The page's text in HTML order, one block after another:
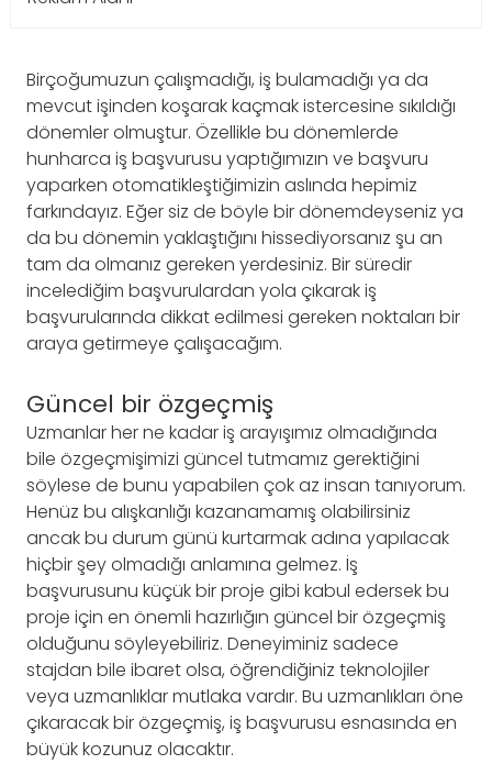
Birçoğumuzun çalışmadığı, iş bulamadığı ya da
mevcut işinden koşarak kaçmak istercesine sıkıldığı
dönemler olmuştur. Özellikle bu dönemlerde
hunharca iş başvurusu yaptığımızın ve başvuru
yaparken otomatikleştiğimizin aslında hepimiz
farkındayız. Eğer siz de böyle bir dönemdeyseniz ya
da bu dönemin yaklaştığını hissediyorsanız şu an
tam da olmanız gereken yerdesiniz. Bir süredir
incelediğim başvurulardan yola çıkarak iş
başvurularında dikkat edilmesi gereken noktaları bir
araya getirmeye çalışacağım.
Güncel bir özgeçmiş
Uzmanlar her ne kadar iş arayışımız olmadığında
bile özgeçmişimizi güncel tutmamız gerektiğini
söylese de bunu yapabilen çok az insan tanıyorum.
Henüz bu alışkanlığı kazanamamış olabilirsiniz
ancak bu durum günü kurtarmak adına yapılacak
hiçbir şey olmadığı anlamına gelmez. İş
başvurusunu küçük bir proje gibi kabul edersek bu
proje için en önemli hazırlığın güncel bir özgeçmiş
olduğunu söyleyebiliriz. Deneyiminiz sadece
stajdan bile ibaret olsa, öğrendiğiniz teknolojiler
veya uzmanlıklar mutlaka vardır. Bu uzmanlıkları öne
çıkaracak bir özgeçmiş, iş başvurusu esnasında en
büyük kozunuz olacaktır.